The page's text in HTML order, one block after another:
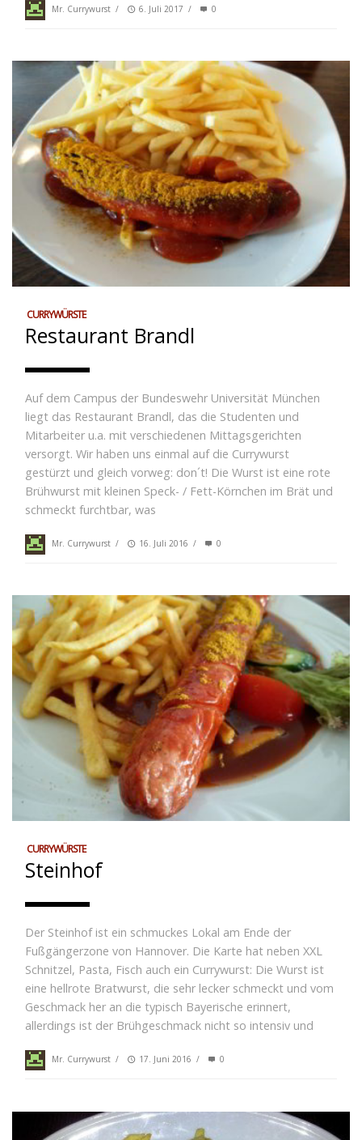
Mr. Currywurst / 6. Juli 2017 / 0
CURRYWÜRSTE
Restaurant Brandl
Auf dem Campus der Bundeswehr Universität München
liegt das Restaurant Brandl, das die Studenten und
Mitarbeiter u.a. mit verschiedenen Mittagsgerichten
versorgt. Wir haben uns einmal auf die Currywurst
gestürzt und gleich vorweg: don´t! Die Wurst ist eine rote
Brühwurst mit kleinen Speck- / Fett-Körnchen im Brät und
schmeckt furchtbar, was
Mr. Currywurst / 16. Juli 2016 / 0
CURRYWÜRSTE
Steinhof
Der Steinhof ist ein schmuckes Lokal am Ende der
Fußgängerzone von Hannover. Die Karte hat neben XXL
Schnitzel, Pasta, Fisch auch ein Currywurst: Die Wurst ist
eine hellrote Bratwurst, die sehr lecker schmeckt und vom
Geschmack her an die typisch Bayerische erinnert,
allerdings ist der Brühgeschmack nicht so intensiv und
Mr. Currywurst / 17. Juni 2016 / 0